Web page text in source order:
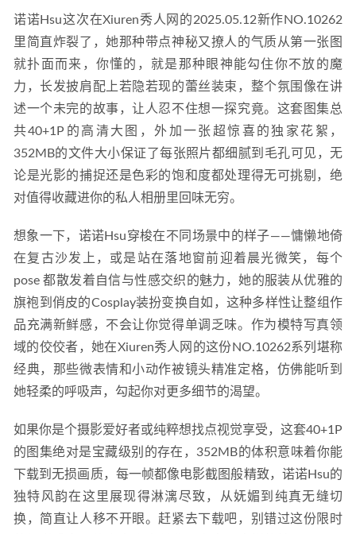
诺诺Hsu这次在Xiuren秀人网的2025.05.12新作NO.10262
里简直炸裂了，她那种带点神秘又撩人的气质从第一张图
就扑面而来，你懂的，就是那种眼神能勾住你不放的魔
力，长发披肩配上若隐若现的蕾丝装束，整个氛围像在讲
述一个未完的故事，让人忍不住想一探究竟。这套图集总
共40+1P的高清大图，外加一张超惊喜的独家花絮，
352MB的文件大小保证了每张照片都细腻到毛孔可见，无
论是光影的捕捉还是色彩的饱和度都处理得无可挑剔，绝
对值得收藏进你的私人相册里回味无穷。
想象一下，诺诺Hsu穿梭在不同场景中的样子——慵懒地倚
在复古沙发上，或是站在落地窗前迎着晨光微笑，每个
pose 都散发着自信与性感交织的魅力，她的服装从优雅的
旗袍到俏皮的Cosplay装扮变换自如，这种多样性让整组作
品充满新鲜感，不会让你觉得单调乏味。作为模特写真领
域的佼佼者，她在Xiuren秀人网的这份NO.10262系列堪称
经典，那些微表情和小动作被镜头精准定格，仿佛能听到
她轻柔的呼吸声，勾起你对更多细节的渴望。
如果你是个摄影爱好者或纯粹想找点视觉享受，这套40+1P
的图集绝对是宝藏级别的存在，352MB的体积意味着你能
下载到无损画质，每一帧都像电影截图般精致，诺诺Hsu的
独特风韵在这里展现得淋漓尽致，从妩媚到纯真无缝切
换，简直让人移不开眼。赶紧去下载吧，别错过这份限时